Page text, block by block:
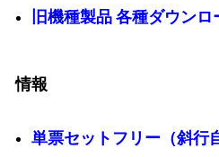
旧機種製品 各種ダウンロ
情報
単票セットフリー（斜行